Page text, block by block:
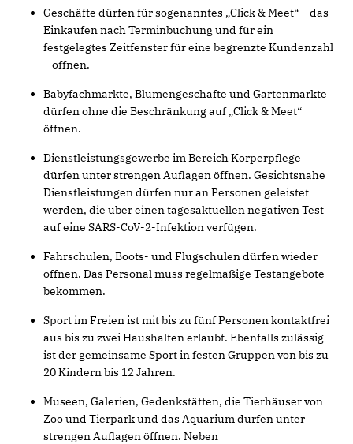
Geschäfte dürfen für sogenanntes „Click & Meet“ – das
Einkaufen nach Terminbuchung und für ein
festgelegtes Zeitfenster für eine begrenzte Kundenzahl
– öffnen.
Babyfachmärkte, Blumengeschäfte und Gartenmärkte
dürfen ohne die Beschränkung auf „Click & Meet“
öffnen.
Dienstleistungsgewerbe im Bereich Körperpflege
dürfen unter strengen Auflagen öffnen. Gesichtsnahe
Dienstleistungen dürfen nur an Personen geleistet
werden, die über einen tagesaktuellen negativen Test
auf eine SARS-CoV-2-Infektion verfügen.
Fahrschulen, Boots- und Flugschulen dürfen wieder
öffnen. Das Personal muss regelmäßige Testangebote
bekommen.
Sport im Freien ist mit bis zu fünf Personen kontaktfrei
aus bis zu zwei Haushalten erlaubt. Ebenfalls zulässig
ist der gemeinsame Sport in festen Gruppen von bis zu
20 Kindern bis 12 Jahren.
Museen, Galerien, Gedenkstätten, die Tierhäuser von
Zoo und Tierpark und das Aquarium dürfen unter
strengen Auflagen öffnen. Neben